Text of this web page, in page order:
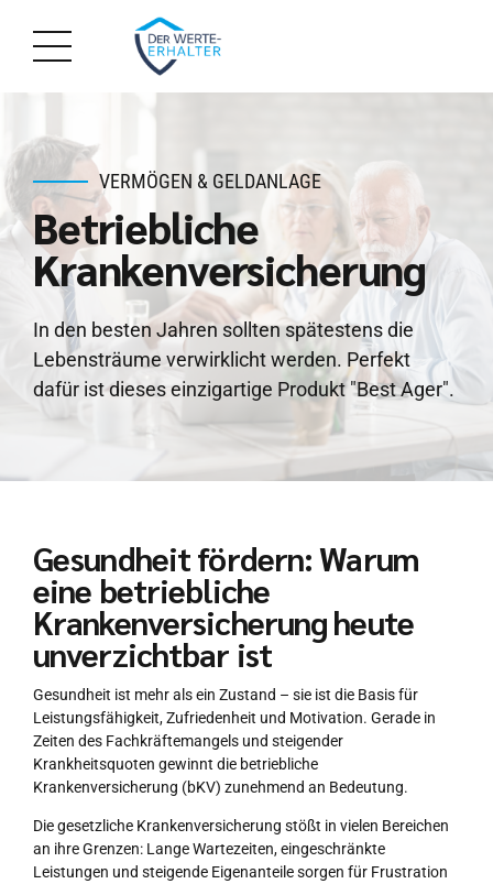
VERMÖGEN & GELDANLAGE
Betriebliche
Krankenversicherung
In den besten Jahren sollten spätestens die
Lebensträume verwirklicht werden. Perfekt
dafür ist dieses einzigartige Produkt "Best Ager".
Gesundheit fördern: Warum
eine betriebliche
Krankenversicherung heute
unverzichtbar ist
Gesundheit ist mehr als ein Zustand – sie ist die Basis für
Leistungsfähigkeit, Zufriedenheit und Motivation. Gerade in
Zeiten des Fachkräftemangels und steigender
Krankheitsquoten gewinnt die betriebliche
Krankenversicherung (bKV) zunehmend an Bedeutung.
Die gesetzliche Krankenversicherung stößt in vielen Bereichen
an ihre Grenzen: Lange Wartezeiten, eingeschränkte
Leistungen und steigende Eigenanteile sorgen für Frustration